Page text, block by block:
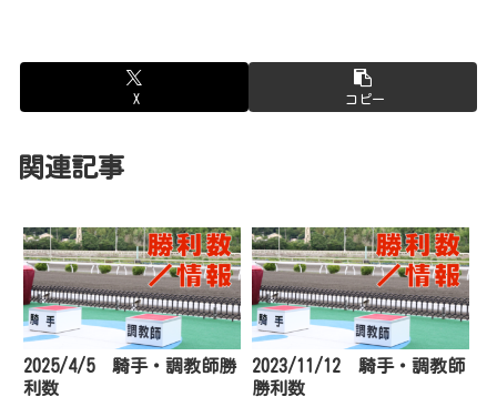
X コピー
関連記事
2025/4/5 騎手・調教師勝
利数
2023/11/12 騎手・調教師
勝利数